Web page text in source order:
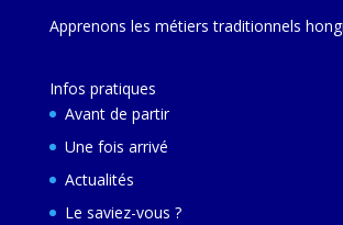
Apprenons les métiers traditionnels
Infos pratiques
Avant de partir
Une fois arrivé
Actualités
Le saviez-vous ?